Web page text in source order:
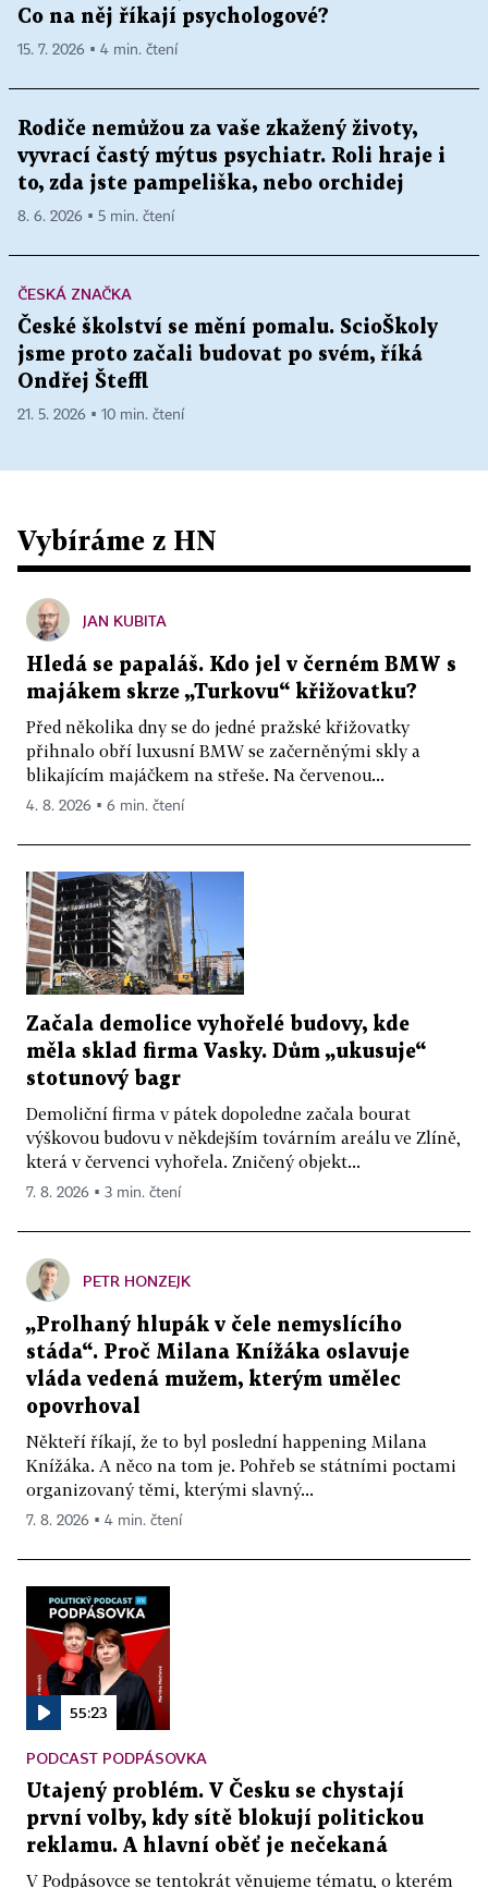
Co na něj říkají psychologové?
15. 7. 2026 ▪ 4 min. čtení
Rodiče nemůžou za vaše zkažený životy,
vyvrací častý mýtus psychiatr. Roli hraje i
to, zda jste pampeliška, nebo orchidej
8. 6. 2026 ▪ 5 min. čtení
ČESKÁ ZNAČKA
České školství se mění pomalu. ScioŠkoly
jsme proto začali budovat po svém, říká
Ondřej Šteffl
21. 5. 2026 ▪ 10 min. čtení
Vybíráme z HN
JAN KUBITA
Hledá se papaláš. Kdo jel v černém BMW s
majákem skrze „Turkovu“ křižovatku?
Před několika dny se do jedné pražské křižovatky
přihnalo obří luxusní BMW se začerněnými skly a
blikajícím majáčkem na střeše. Na červenou...
4. 8. 2026 ▪ 6 min. čtení
Začala demolice vyhořelé budovy, kde
měla sklad firma Vasky. Dům „ukusuje“
stotunový bagr
Demoliční firma v pátek dopoledne začala bourat
výškovou budovu v někdejším továrním areálu ve Zlíně,
která v červenci vyhořela. Zničený objekt...
7. 8. 2026 ▪ 3 min. čtení
PETR HONZEJK
„Prolhaný hlupák v čele nemyslícího
stáda“. Proč Milana Knížáka oslavuje
vláda vedená mužem, kterým umělec
opovrhoval
Někteří říkají, že to byl poslední happening Milana
Knížáka. A něco na tom je. Pohřeb se státními poctami
organizovaný těmi, kterými slavný...
7. 8. 2026 ▪ 4 min. čtení
55:23
PODCAST PODPÁSOVKA
Utajený problém. V Česku se chystají
první volby, kdy sítě blokují politickou
reklamu. A hlavní oběť je nečekaná
V Podpásovce se tentokrát věnujeme tématu, o kterém